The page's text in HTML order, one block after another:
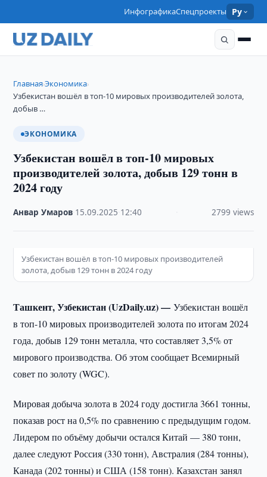
ИнфографикаСпецпроекты Ру
Главная›Экономика›
Узбекистан вошёл в топ-10 мировых производителей золота,
добыв …
ЭКОНОМИКА
Узбекистан вошёл в топ-10 мировых
производителей золота, добыв 129 тонн в
2024 году
Анвар Умаров 15.09.2025 12:40 2799 views
Узбекистан вошёл в топ-10 мировых производителей
золота, добыв 129 тонн в 2024 году
Ташкент, Узбекистан (UzDaily.uz) —Узбекистан вошёл
в топ-10 мировых производителей золота по итогам 2024
года, добыв 129 тонн металла, что составляет 3,5% от
мирового производства. Об этом сообщает Всемирный
совет по золоту (WGC).
Мировая добыча золота в 2024 году достигла 3661 тонны,
показав рост на 0,5% по сравнению с предыдущим годом.
Лидером по объёму добычи остался Китай — 380 тонн,
далее следуют Россия (330 тонн), Австралия (284 тонны),
Канада (202 тонны) и США (158 тонн). Казахстан занял